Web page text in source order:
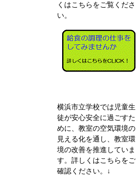
くはこちらをご覧くださ
い。
横浜市立学校では児童生
徒が安心安全に過ごすた
めに、教室の空気環境の
見える化を通し、教室環
境の改善を推進していま
す。 詳しくはこちらをご
確認ください。↓